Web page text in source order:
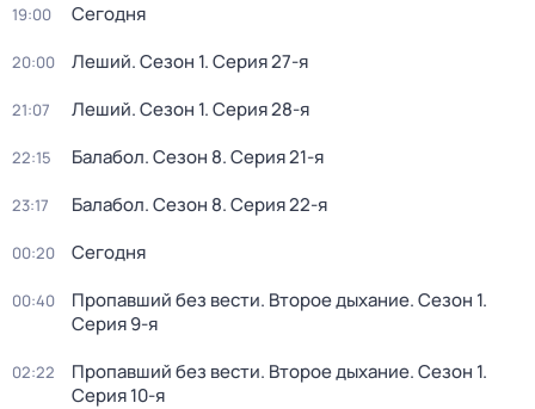
19:00 Сегодня
20:00 Леший. Сезон 1. Серия 27-я
21:07 Леший. Сезон 1. Серия 28-я
22:15 Балабол. Сезон 8. Серия 21-я
23:17 Балабол. Сезон 8. Серия 22-я
00:20 Сегодня
00:40 Пропавший без вести. Второе дыхание. Сезон 1.
Серия 9-я
02:22 Пропавший без вести. Второе дыхание. Сезон 1.
Серия 10-я